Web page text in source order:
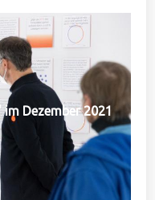
Dezember 2021